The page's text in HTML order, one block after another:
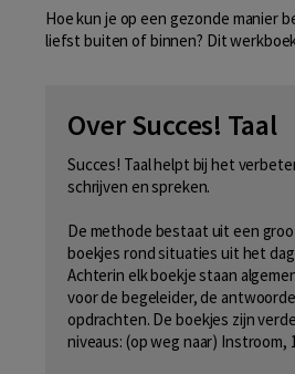
Hoe kun je op een gezonde manier
liefst buiten of binnen? Dit
Over Succes! Taal
Succes! Taal helpt bij het
schrijven en spreken.
De methode bestaat uit een
boekjes rond situaties uit het
Achterin elk boekje staan
voor de begeleider, de
opdrachten. De boekjes zijn
niveaus: (op weg naar) Instroom,